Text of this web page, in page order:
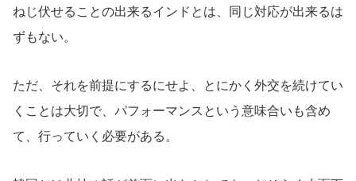
ねじ伏せることの出来るインドとは、同じ対応が出来るは
ずもない。
ただ、それを前提にするにせよ、とにかく外交を続けてい
くことは大切で、パフォーマンスという意味合いも含め
て、行っていく必要がある。